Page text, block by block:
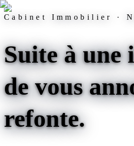
Cabinet Immobilier ·
Suite à une
de vous
refonte.